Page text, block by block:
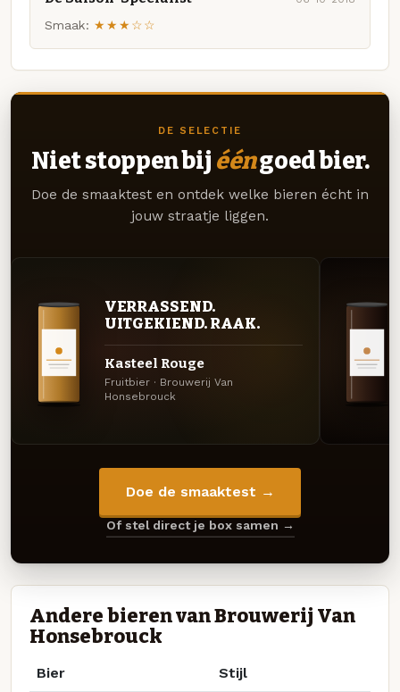
Smaak: ★★★☆☆
DE SELECTIE
Niet stoppen bij ééngoed bier.
Doe de smaaktest en ontdek welke bieren écht in
jouw straatje liggen.
VERRASSEND.
UITGEKIEND. RAAK.
Kasteel Rouge
Fruitbier · Brouwerij Van
Honsebrouck
Doe de smaaktest →
Of stel direct je box samen →
Andere bieren van Brouwerij Van
Honsebrouck
Bier Stijl